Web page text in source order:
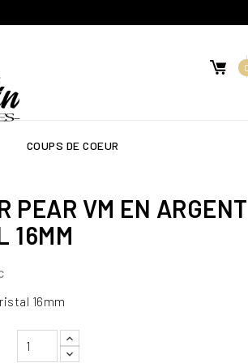
0
COUPS DE COEUR
PEAR VM EN
16MM
16mm